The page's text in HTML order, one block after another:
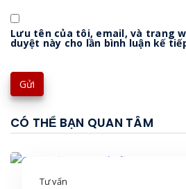
Lưu tên của tôi, email, và trang
duyệt này cho lần bình luận kế
CÓ THỂ BẠN QUAN TÂM
Tư vấn